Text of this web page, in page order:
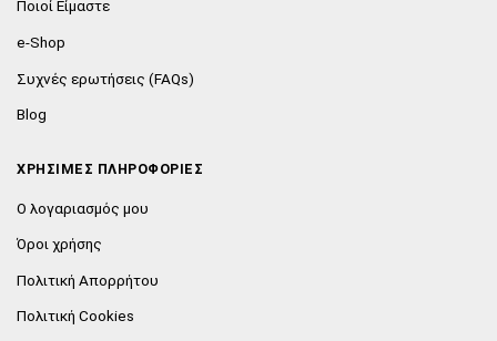
Ποιοί Είμαστε
e-Shop
Συχνές ερωτήσεις (FAQs)
Blog
ΧΡΗΣΙΜΕΣ ΠΛΗΡΟΦΟΡΙΕΣ
Ο λογαριασμός μου
Όροι χρήσης
Πολιτική Απορρήτου
Πολιτική Cookies